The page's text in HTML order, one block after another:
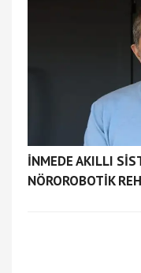
İNMEDE AKILLI
NÖROROBOTİK